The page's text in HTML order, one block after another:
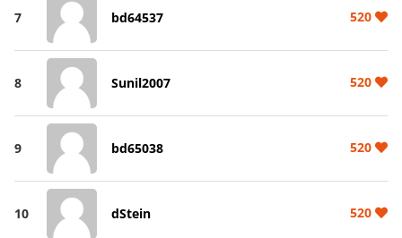
7 bd64537 520
8 Sunil2007 520
9 bd65038 520
10 dStein 520